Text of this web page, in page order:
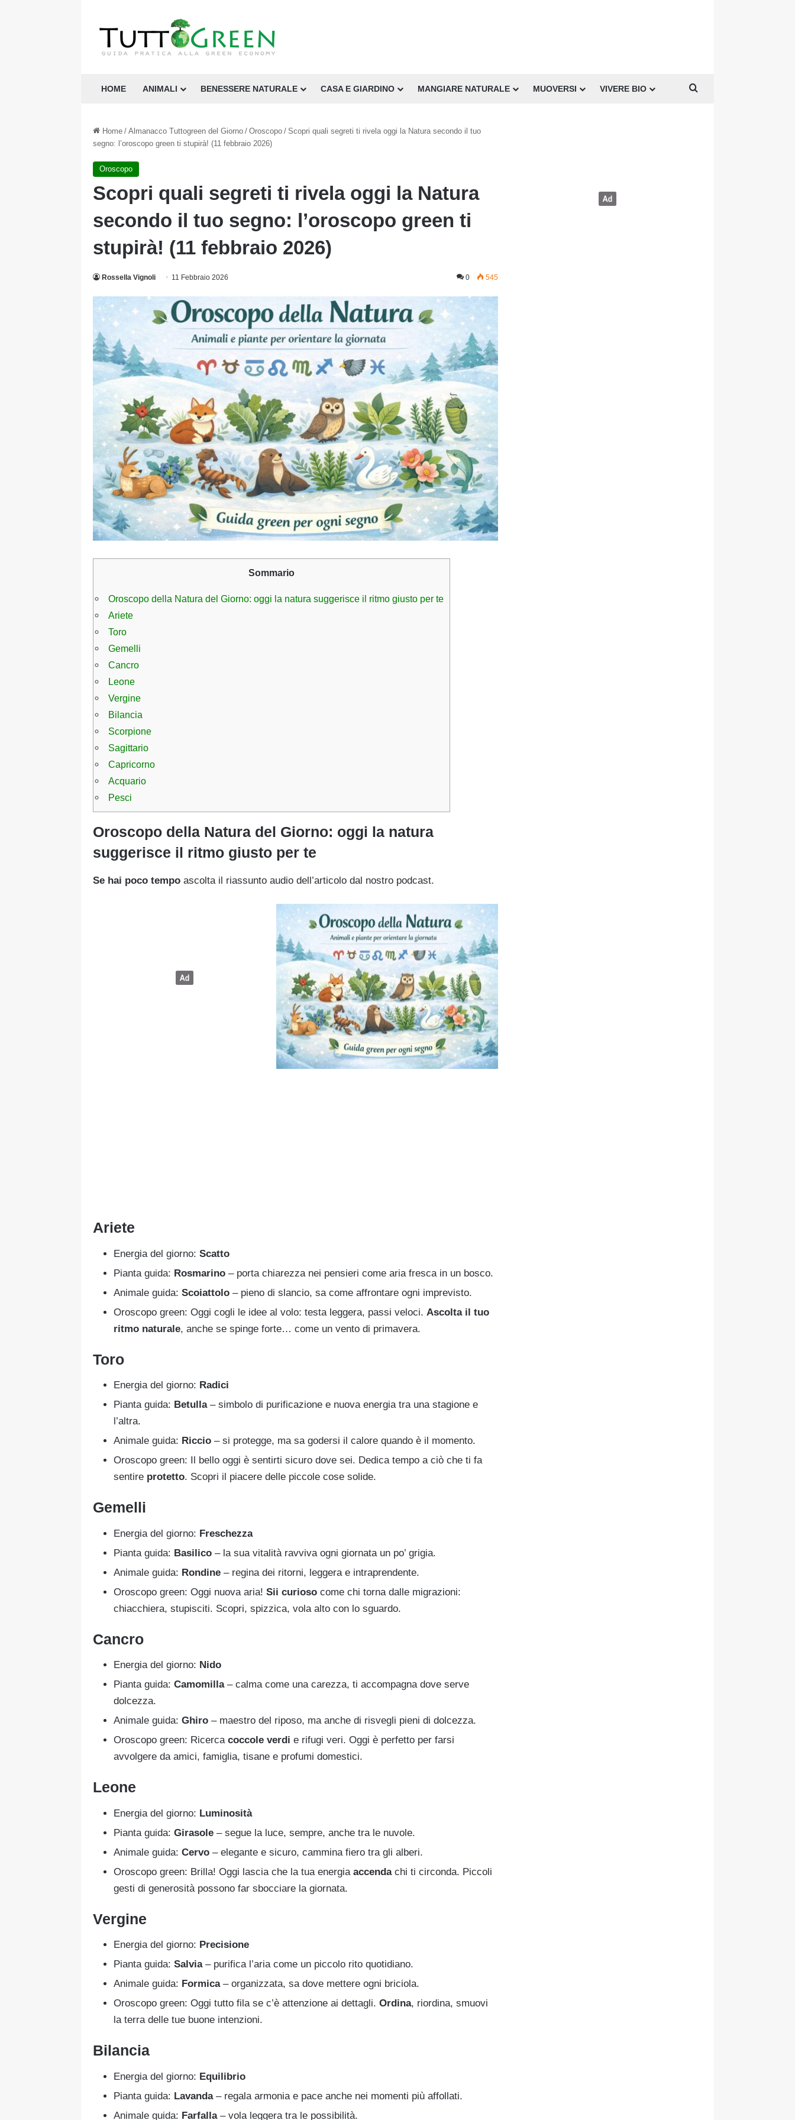
HOME ANIMALI BENESSERE NATURALE CASA E GIARDINO MANGIARE NATURALE MUOVERSI VIVERE BIO
Home / Almanacco Tuttogreen del Giorno / Oroscopo / Scopri quali segreti ti rivela oggi la Natura secondo il tuo
segno: l’oroscopo green ti stupirà! (11 febbraio 2026)
Oroscopo
Scopri quali segreti ti rivela oggi la Natura
secondo il tuo segno: l’oroscopo green ti
stupirà! (11 febbraio 2026)
Rossella Vignoli 11 Febbraio 2026 0 545
Sommario
Oroscopo della Natura del Giorno: oggi la natura suggerisce il ritmo giusto per te
Ariete
Toro
Gemelli
Cancro
Leone
Vergine
Bilancia
Scorpione
Sagittario
Capricorno
Acquario
Pesci
Oroscopo della Natura del Giorno: oggi la natura
suggerisce il ritmo giusto per te
Se hai poco tempo ascolta il riassunto audio dell’articolo dal nostro podcast.
Ariete
Energia del giorno: Scatto
Pianta guida: Rosmarino – porta chiarezza nei pensieri come aria fresca in un bosco.
Animale guida: Scoiattolo – pieno di slancio, sa come affrontare ogni imprevisto.
Oroscopo green: Oggi cogli le idee al volo: testa leggera, passi veloci. Ascolta il tuo
ritmo naturale, anche se spinge forte… come un vento di primavera.
Toro
Energia del giorno: Radici
Pianta guida: Betulla– simbolo di purificazione e nuova energia tra una stagione e
l’altra.
Animale guida: Riccio – si protegge, ma sa godersi il calore quando è il momento.
Oroscopo green: Il bello oggi è sentirti sicuro dove sei. Dedica tempo a ciò che ti fa
sentire protetto. Scopri il piacere delle piccole cose solide.
Gemelli
Energia del giorno: Freschezza
Pianta guida: Basilico – la sua vitalità ravviva ogni giornata un po’ grigia.
Animale guida: Rondine – regina dei ritorni, leggera e intraprendente.
Oroscopo green: Oggi nuova aria! Sii curioso come chi torna dalle migrazioni:
chiacchiera, stupisciti. Scopri, spizzica, vola alto con lo sguardo.
Cancro
Energia del giorno: Nido
Pianta guida: Camomilla– calma come una carezza, ti accompagna dove serve
dolcezza.
Animale guida: Ghiro – maestro del riposo, ma anche di risvegli pieni di dolcezza.
Oroscopo green: Ricerca coccole verdi e rifugi veri. Oggi è perfetto per farsi
avvolgere da amici, famiglia, tisane e profumi domestici.
Leone
Energia del giorno: Luminosità
Pianta guida: Girasole – segue la luce, sempre, anche tra le nuvole.
Animale guida: Cervo – elegante e sicuro, cammina fiero tra gli alberi.
Oroscopo green: Brilla! Oggi lascia che la tua energia accendachi ti circonda. Piccoli
gesti di generosità possono far sbocciare la giornata.
Vergine
Energia del giorno: Precisione
Pianta guida: Salvia– purifica l’aria come un piccolo rito quotidiano.
Animale guida: Formica– organizzata, sa dove mettere ogni briciola.
Oroscopo green: Oggi tutto fila se c’è attenzione ai dettagli. Ordina, riordina, smuovi
la terra delle tue buone intenzioni.
Bilancia
Energia del giorno: Equilibrio
Pianta guida: Lavanda– regala armonia e pace anche nei momenti più affollati.
Animale guida: Farfalla– vola leggera tra le possibilità.